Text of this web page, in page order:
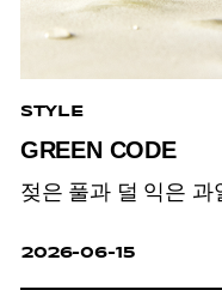
STYLE
GREEN CODE
젖은 풀과 덜 익은
2026-06-15